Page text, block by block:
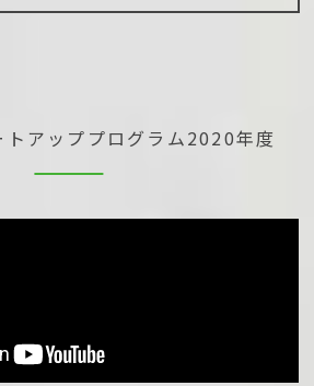
アッププログラム2020年度